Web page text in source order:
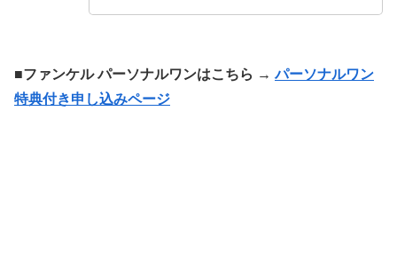
■ファンケル パーソナルワンはこちら →パーソナルワン
特典付き申し込みページ